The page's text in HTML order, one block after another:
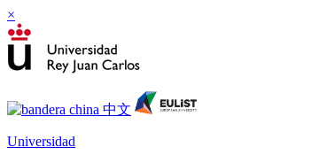
×
Universidad